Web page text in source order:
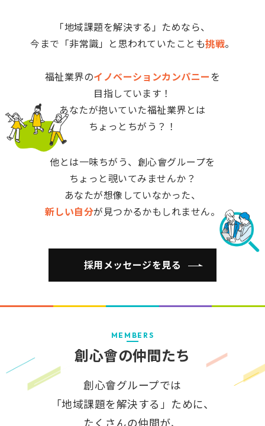
「地域課題を解決する」ためなら、
今まで「非常識」と思われていたことも挑戦。
福祉業界のイノベーションカンパニー を
目指しています！
あなたが抱いていた福祉業界とは
ちょっとちがう？！
他とは一味ちがう、創心會グループを
ちょっと覗いてみませんか？
あなたが想像していなかった、
新しい自分が見つかるかもしれません。
採用メッセージを見る
MEMBERS
創心會の仲間たち
創心會グループでは
「地域課題を解決する」ために、